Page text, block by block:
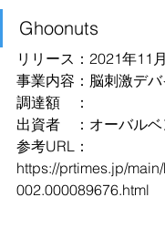
Ghoonuts
リリース：2021年11
事業内容：脳刺激デバ
調達額　：
出資者　：オーバル
参考URL：
https://prtimes.jp/
002.000089676.html